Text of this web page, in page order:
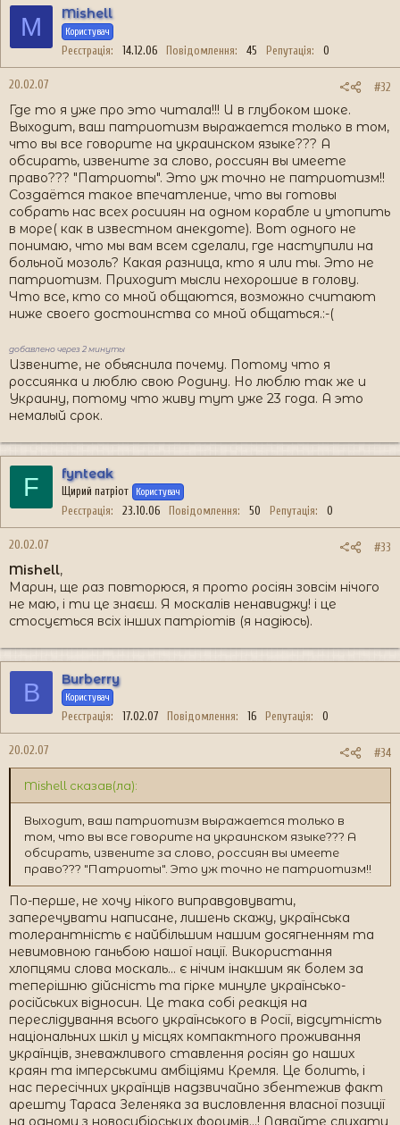
M Mishell
Користувач
Реєстрація 14.12.06 Повідомлення 45 Репутація 0
20.02.07 #32
Где то я уже про это читала!!! И в глубоком шоке.
Выходит, ваш патриотизм выражается только в том,
что вы все говорите на украинском языке??? А
обсирать, извените за слово, россиян вы имеете
право??? "Патриоты". Это уж точно не патриотизм!!
Создаётся такое впечатление, что вы готовы
собрать нас всех росииян на одном корабле и утопить
в море( как в известном анекдоте). Вот одного не
понимаю, что мы вам всем сделали, где наступили на
больной мозоль? Какая разница, кто я или ты. Это не
патриотизм. Приходит мысли нехорошие в голову.
Что все, кто со мной общаются, возможно считают
ниже своего достоинства со мной общаться.:-(
добавлено через 2 минуты
Извените, не обьяснила почему. Потому что я
россиянка и люблю свою Родину. Но люблю так же и
Украину, потому что живу тут уже 23 года. А это
немалый срок.
F fynteak
Щирий патріот Користувач
Реєстрація 23.10.06 Повідомлення 50 Репутація 0
20.02.07 #33
Mishell,
Марин, ще раз повторюся, я прото росіян зовсім нічого
не маю, і ти це знаєш. Я москалів ненавиджу! і це
стосується всіх інших патріотів (я надіюсь).
B Burberry
Користувач
Реєстрація 17.02.07 Повідомлення 16 Репутація 0
20.02.07 #34
Mishell сказав(ла):
Выходит, ваш патриотизм выражается только в
том, что вы все говорите на украинском языке??? А
обсирать, извените за слово, россиян вы имеете
право??? "Патриоты". Это уж точно не патриотизм!!
По-перше, не хочу нікого виправдовувати,
заперечувати написане, лишень скажу, українська
толерантність є найбільшим нашим досягненням та
невимовною ганьбою нашої нації. Використання
хлопцями слова москаль... є нічим інакшим як болем за
теперішню дійсність та гірке минуле українсько-
російських відносин. Це така собі реакція на
переслідування всього українського в Росії, відсутність
національних шкіл у місцях компактного проживання
українців, зневажливого ставлення росіян до наших
краян та імперськими амбіціями Кремля. Це болить, і
нас пересічних українців надзвичайно збентежив факт
арешту Тараса Зеленяка за висловлення власної позиції
на одному з новосибірських форумів...! Давайте слухати